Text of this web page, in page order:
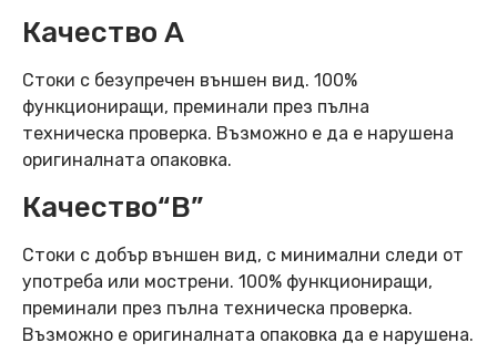
Качество А
Стоки с безупречен външен вид. 100%
функциониращи, преминали през пълна
техническа проверка. Възможно е да е нарушена
оригиналната опаковка.
Качество“B”
Стоки с добър външен вид, с минимални следи от
употреба или мострени. 100% функциониращи,
преминали през пълна техническа проверка.
Възможно е оригиналната опаковка да е нарушена.